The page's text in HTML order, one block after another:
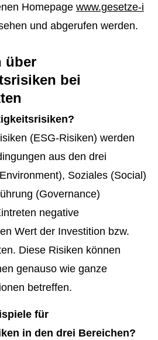
Homepage www.gesetze-i
und abgerufen werden.
über
bei
(ESG-Risiken) werden
aus den drei
Soziales (Social)
(Governance)
negative
Wert der Investition bzw.
Diese Risiken können
genauso wie ganze
betreffen.
für
in den drei Bereichen?